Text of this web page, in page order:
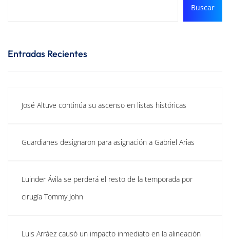
Buscar
Entradas Recientes
José Altuve continúa su ascenso en listas históricas
Guardianes designaron para asignación a Gabriel Arias
Luinder Ávila se perderá el resto de la temporada por
cirugía Tommy John
Luis Arráez causó un impacto inmediato en la alineación